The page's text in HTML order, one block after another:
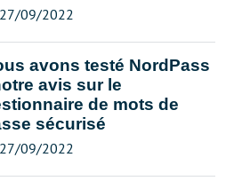
27/09/2022
avons testé NordPass
avis sur le
de mots de
sécurisé
27/09/2022